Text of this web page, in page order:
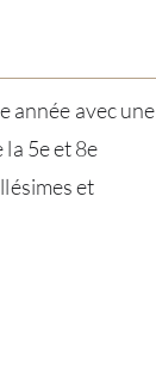
année avec une
5e et 8e
et